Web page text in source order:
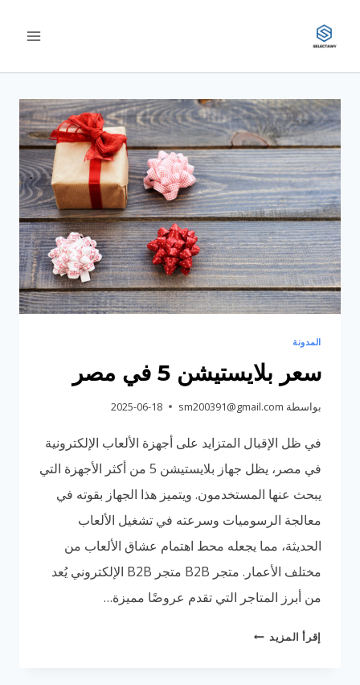
المدونة
سعر بلايستيشن 5 في مصر
بواسطة sm200391@gmail.com
2025-06-18
في ظل الإقبال المتزايد على أجهزة الألعاب الإلكترونية
في مصر، يظل جهاز بلايستيشن 5 من أكثر الأجهزة التي
يبحث عنها المستخدمون. ويتميز هذا الجهاز بقوته في
معالجة الرسوميات وسرعته في تشغيل الألعاب
الحديثة، مما يجعله محط اهتمام عشاق الألعاب من
مختلف الأعمار. متجر B2B متجر B2B الإلكتروني يُعد
من أبرز المتاجر التي تقدم عروضًا مميزة…
إقرأ المزيد سعر